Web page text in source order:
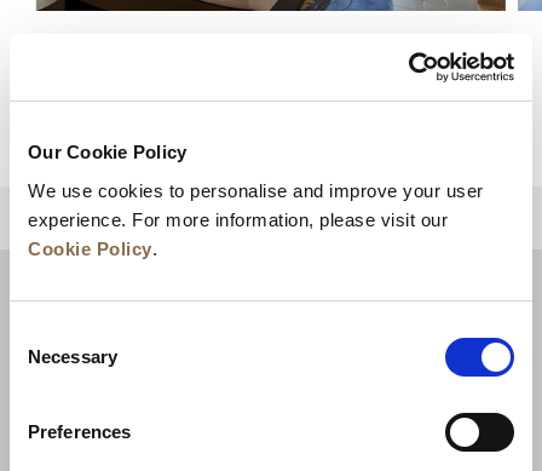
Our Cookie Policy
We use cookies to personalise and improve your user
experience. For more information, please visit our
Cookie Policy.
Selection
Necessary
Preferences